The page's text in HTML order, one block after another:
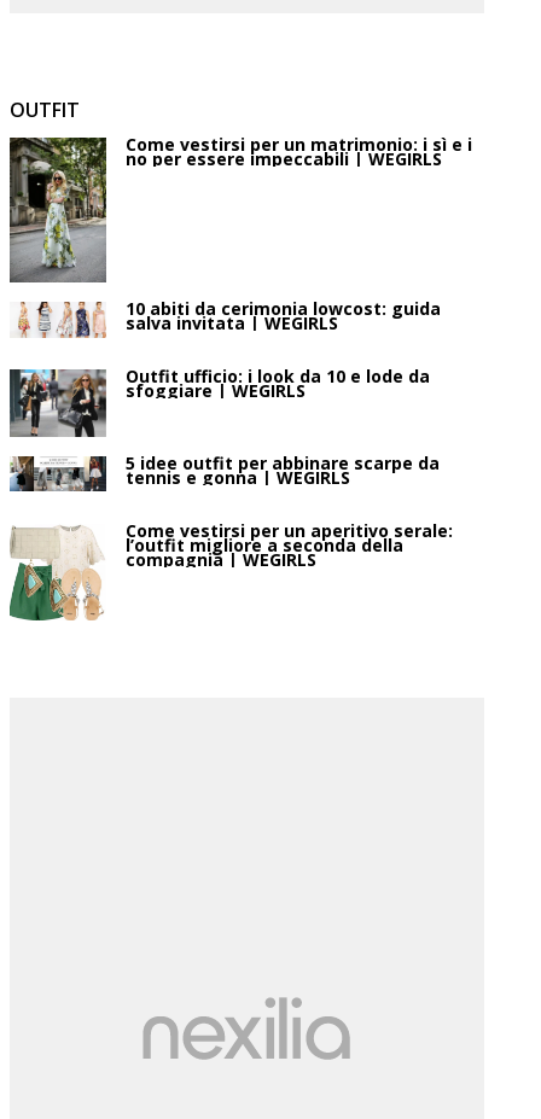
OUTFIT
Come vestirsi per un matrimonio: i sì e i
no per essere impeccabili | WEGIRLS
10 abiti da cerimonia lowcost: guida
salva invitata | WEGIRLS
Outfit ufficio: i look da 10 e lode da
sfoggiare | WEGIRLS
5 idee outfit per abbinare scarpe da
tennis e gonna | WEGIRLS
Come vestirsi per un aperitivo serale:
l’outfit migliore a seconda della
compagnia | WEGIRLS